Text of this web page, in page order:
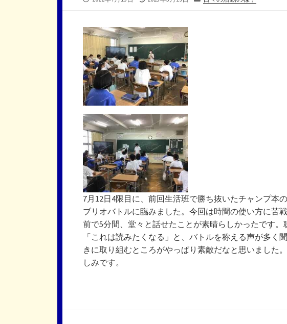
新
日
7月12日4限目に、前回生活班で勝ち抜いたチャンプ本
ブリオバトルに臨みました。今回は時間の使い方に苦
前で5分間、堂々と話せたことが素晴らしかったです。
「これは読みたくなる」と、バトルを称える声が多く
きに取り組むところがやっぱり素敵だなと思いました
しみです。